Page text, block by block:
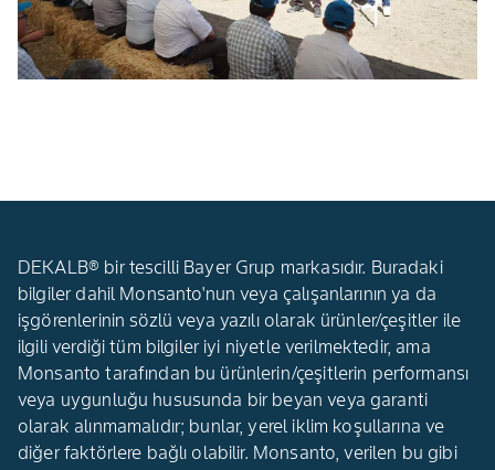
DEKALB® bir tescilli Bayer Grup markasıdır. Buradaki
bilgiler dahil Monsanto'nun veya çalışanlarının ya da
işgörenlerinin sözlü veya yazılı olarak ürünler/çeşitler ile
ilgili verdiği tüm bilgiler iyi niyetle verilmektedir, ama
Monsanto tarafından bu ürünlerin/çeşitlerin performansı
veya uygunluğu hususunda bir beyan veya garanti
olarak alınmamalıdır; bunlar, yerel iklim koşullarına ve
diğer faktörlere bağlı olabilir. Monsanto, verilen bu gibi